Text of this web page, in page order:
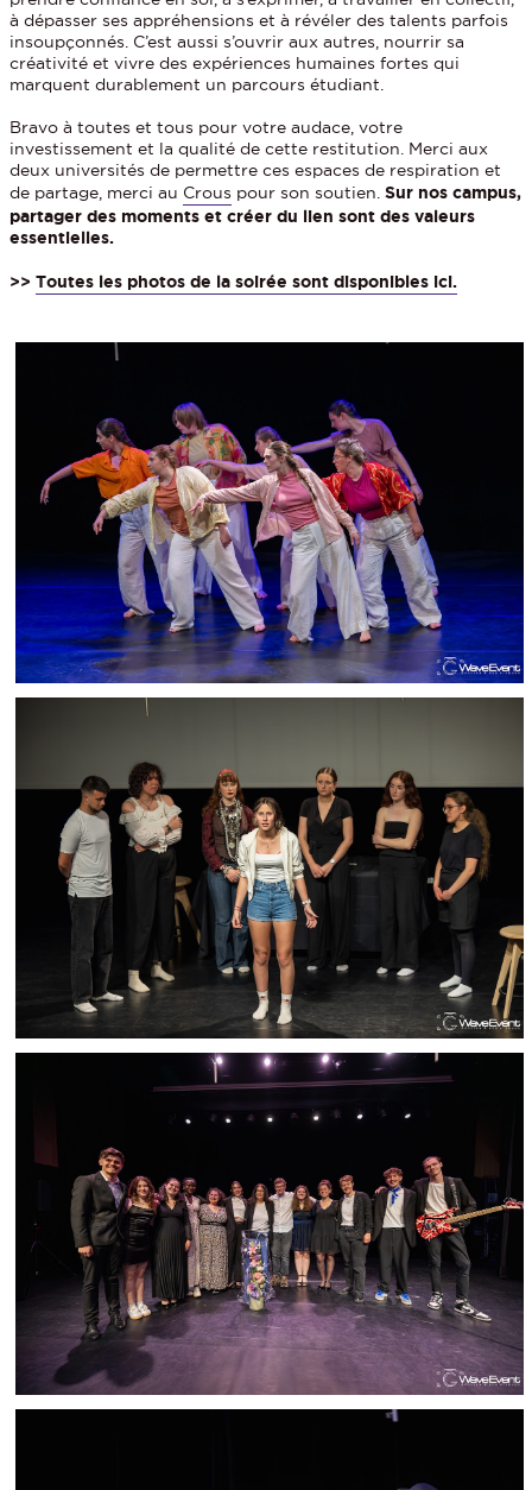
à dépasser ses appréhensions et à révéler des talents parfois
insoupçonnés. C’est aussi s’ouvrir aux autres, nourrir sa
créativité et vivre des expériences humaines fortes qui
marquent durablement un parcours étudiant.
Bravo à toutes et tous pour votre audace, votre
investissement et la qualité de cette restitution. Merci aux
deux universités de permettre ces espaces de respiration et
de partage, merci au Crous pour son soutien.Sur nos campus,
partager des moments et créer du lien sont des valeurs
essentielles.
>>Toutes les photos de la soirée sont disponibles ici.